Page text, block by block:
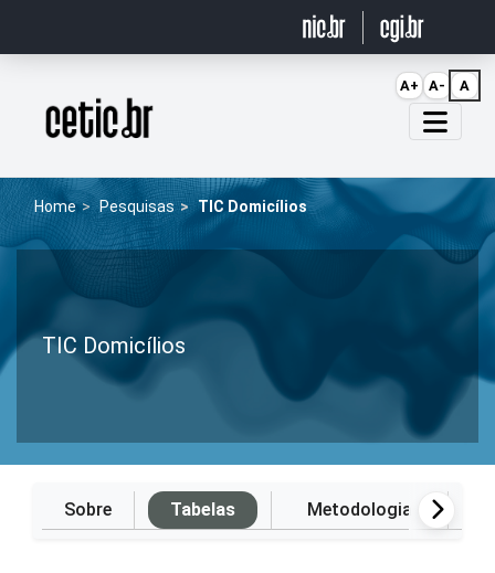
Página inicial
Home Pesquisas TIC Domicílios
TIC Domicílios
Sobre Tabelas Metodologia
A+ A- A